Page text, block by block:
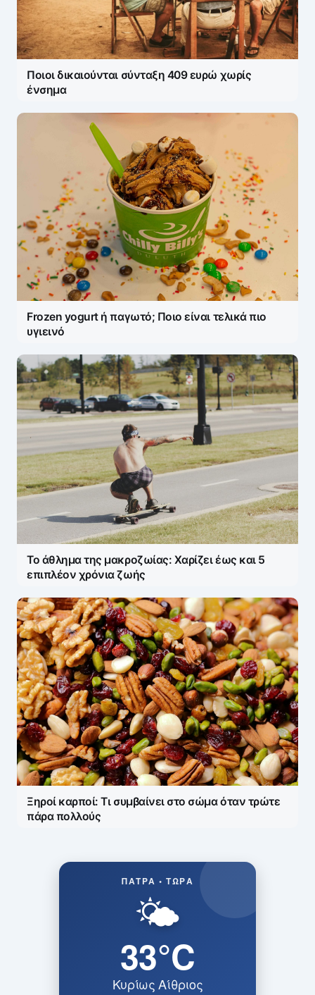
Ποιοι δικαιούνται σύνταξη 409 ευρώ χωρίς
ένσημα
Frozen yogurt ή παγωτό; Ποιο είναι τελικά πιο
υγιεινό
Το άθλημα της μακροζωίας: Χαρίζει έως και 5
επιπλέον χρόνια ζωής
Ξηροί καρποί: Τι συμβαίνει στο σώμα όταν τρώτε
πάρα πολλούς
ΠΆΤΡΑ • ΤΏΡΑ
🌤️
33°C
Κυρίως Αίθριος